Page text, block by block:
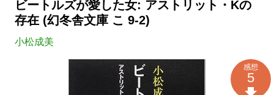
ビートルズが愛した女: アストリット・Kの
存在 (幻冬舎文庫 こ 9-2)
小松成美
感想
5